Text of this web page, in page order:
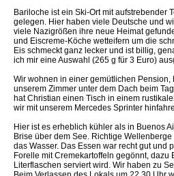
Bariloche ist ein Ski-Ort mit aufstrebender
gelegen. Hier haben viele Deutsche und
viele Nazigrößen ihre neue Heimat
und Eiscreme-Köche wetteifern um die
Eis schmeckt ganz lecker und ist billig,
ich mir eine Auswahl (265 g für 3 Euro)
Wir wohnen in einer gemütlichen Pension,
unserem Zimmer unter dem Dach beim
hat Christian einen Tisch in einem
wir mit unserem Mercedes Sprinter
Hier ist es erheblich kühler als in Buenos
Brise über dem See. Richtige
das Wasser. Das Essen war recht gut und
Forelle mit Cremekartoffeln gegönnt, dazu
Literflaschen serviert wird. Wir haben zu